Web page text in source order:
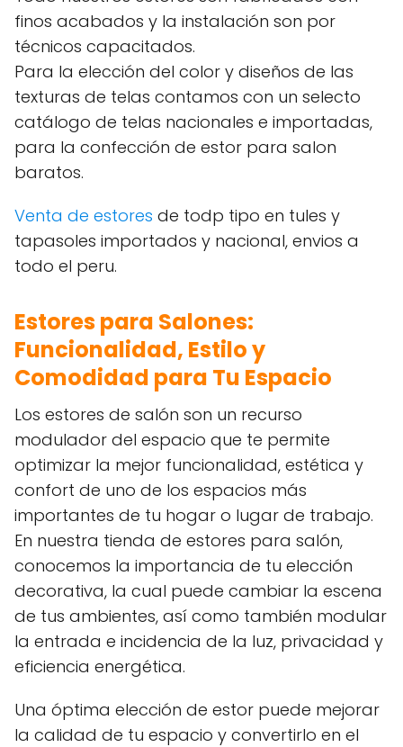
finos acabados y la instalación son por
técnicos capacitados.
Para la elección del color y diseños de las
texturas de telas contamos con un selecto
catálogo de telas nacionales e importadas,
para la confección de estor para salon
baratos.
Venta de estores de todp tipo en tules y
tapasoles importados y nacional, envios a
todo el peru.
Estores para Salones:
Funcionalidad, Estilo y
Comodidad para Tu Espacio
Los estores de salón son un recurso
modulador del espacio que te permite
optimizar la mejor funcionalidad, estética y
confort de uno de los espacios más
importantes de tu hogar o lugar de trabajo.
En nuestra tienda de estores para salón,
conocemos la importancia de tu elección
decorativa, la cual puede cambiar la escena
de tus ambientes, así como también modular
la entrada e incidencia de la luz, privacidad y
eficiencia energética.
Una óptima elección de estor puede mejorar
la calidad de tu espacio y convertirlo en el